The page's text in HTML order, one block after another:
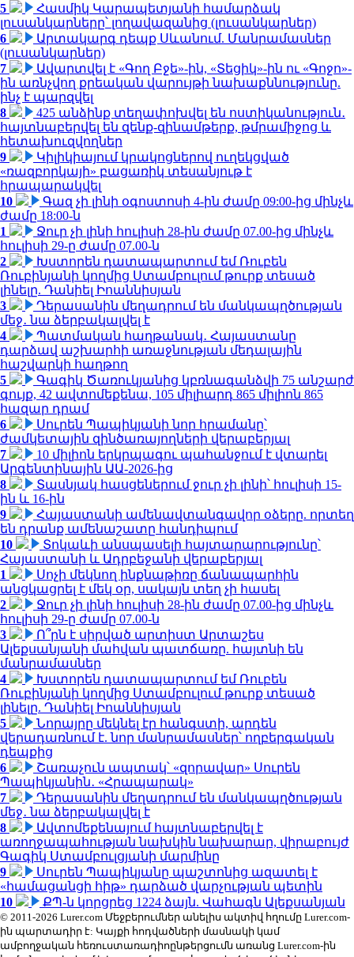
5
Հասմիկ Կարապետյանի համարձակ
լուսանկարները՝ լողավազանից (լուսանկարներ)
6
Արտակարգ դեպք Սևանում. Մանրամասներ
(լուսանկարներ)
7
Ավարտվել է «Գող Բջե»-ին, «Տեցիկ»-ին ու «Գոջո»-
ին առնչվող քրեական վարույթի նախաքննությունը.
ինչ է պարզվել
8
425 անձինք տեղափոխվել են ոստիկանություն․
հայտնաբերվել են զենք-զինամթերք, թմրամիջոց և
հետախուզվողներ
9
Կիլիկիայում կրակոցներով ուղեկցված
«ռազբորկայի» բացառիկ տեսանյութ է
հրապարակվել
10
Գազ չի լինի օգոստոսի 4-ին ժամը 09:00-ից մինչև
ժամը 18:00-ն
1
Ջուր չի լինի հուլիսի 28-ին ժամը 07.00-ից մինչև
հուլիսի 29-ը ժամը 07.00-ն
2
Խստորեն դատապարտում եմ Ռուբեն
Ռուբինյանի կողմից Ստամբուլում թուրք տեսած
լինելը. Դանիել Իոաննիսյան
3
Դերասանին մեղադրում են մանկապղծության
մեջ․ նա ձերբակալվել է
4
Պատմական հաղթանակ․ Հայաստանը
դարձավ աշխարհի առաջնության մեդալային
հաշվարկի հաղթող
5
Գագիկ Ծառուկյանից կբռնագանձվի 75 անշարժ
գույք, 42 ավտոմեքենա, 105 միլիարդ 865 միլիոն 865
հազար դրամ
6
Սուրեն Պապիկյանի նոր հրամանը՝
ժամկետային զինծառայողների վերաբերյալ
7
10 միլիոն երկրպագու պահանջում է վտարել
Արգենտինային ԱԱ-2026-ից
8
Տասնյակ հասցեներում ջուր չի լինի՝ հուլիսի 15-
ին և 16-ին
9
Հայաստանի ամենավտանգավոր օձերը. որտեղ
են դրանք ամենաշատը հանդիպում
10
Տոկաևի անսպասելի հայտարարությունը՝
Հայաստանի և Ադրբեջանի վերաբերյալ
1
Սոչի մեկնող ինքնաթիռը ճանապարհին
անցկացրել է մեկ օր, սակայն տեղ չի հասել
2
Ջուր չի լինի հուլիսի 28-ին ժամը 07.00-ից մինչև
հուլիսի 29-ը ժամը 07.00-ն
3
Ո՞րն է սիրված արտիստ Արտաշես
Ալեքսանյանի մահվան պատճառը. հայտնի են
մանրամասներ
4
Խստորեն դատապարտում եմ Ռուբեն
Ռուբինյանի կողմից Ստամբուլում թուրք տեսած
լինելը. Դանիել Իոաննիսյան
5
Նորայրը մեկնել էր հանգստի, արդեն
վերադառնում է. նոր մանրամասներ՝ ողբերգական
դեպքից
6
Շառաչուն ապտակ՝ «զորավար» Սուրեն
Պապիկյանին․ «Հրապարակ»
7
Դերասանին մեղադրում են մանկապղծության
մեջ․ նա ձերբակալվել է
8
Ավտոմեքենայում հայտնաբերվել է
առողջապահության նախկին նախարար, վիրաբույժ
Գագիկ Ստամբուլցյանի մարմինը
9
Սուրեն Պապիկյանը պաշտոնից ազատել է
«համացանցի հիթ» դարձած վարչության պետին
10
ՔՊ-ն կորցրեց 1224 ձայն. Վահագն Ալեքսանյան
© 2011-2026 Lurer.com Մեջբերումներ անելիս ակտիվ հղումը Lurer.com-
ին պարտադիր է: Կայքի հոդվածների մասնակի կամ
ամբողջական հեռուստառադիոընթերցումն առանց Lurer.com-ին